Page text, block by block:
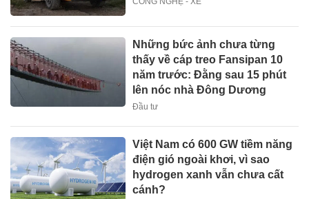
Những bức ảnh chưa từng
thấy về cáp treo Fansipan 10
năm trước: Đằng sau 15 phút
lên nóc nhà Đông Dương
Đầu tư
Việt Nam có 600 GW tiềm năng
điện gió ngoài khơi, vì sao
hydrogen xanh vẫn chưa cất
cánh?